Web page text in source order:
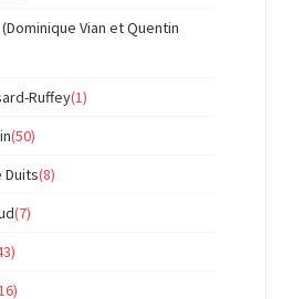
Vian et Quentin
Ruffey(1)
(50)
Duits(8)
(7)